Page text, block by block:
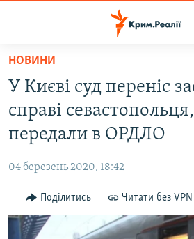
Перейти
основного
матеріалу
Перейти
до
основної
навігації
Перейти
до
пошуку
ВІДЕО ТА ФОТО
БЛОГИ
ПОГЛЯД
ІНТЕРВ'Ю
НОВИНИ
У Києві суд переніс
справі
передали в ОРДЛО
04 березень 2020, 18:42
Поділитись Читати без VPN